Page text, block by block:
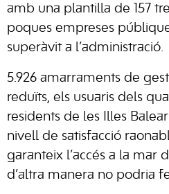
amb una plantilla de 157
poques empreses
superàvit a l’administració.
5.926 amarraments de
reduïts, els usuaris dels
residents de les Illes
nivell de satisfacció
garanteix l’accés a la mar
d’altra manera no podria